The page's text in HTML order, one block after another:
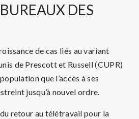
DES
de cas liés au variant
de Prescott et Russell (CUPR)
que l’accès à ses
jusqu’à nouvel ordre.
retour au télétravail pour la